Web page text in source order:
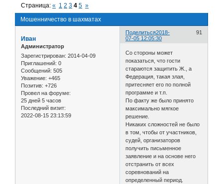
Мошенничество в шахматах
Страница:« 1 2 3 4 5 »
Поделиться 91
2018-
07-05 12:05:30
Иван
Администратор
Зарегистрирован: 2014-04-09
Приглашений: 0
Сообщений: 505
Уважение: +465
Позитив: +726
Провел на форуме:
25 дней 5 часов
Последний визит:
2022-08-15 23:13:59
Со стороны может
показаться, что гости
стараются защитить Ж., а
Федерация, такая злая,
притесняет его по полной
программе и т.п.
По факту же было принято
максимально мягкое
решение.
Никаких сложностей не было
в том, чтобы от участников,
судей, организаторов
получить письменное
заявление и на основе него
отстранить от всех
соревнований на
определенный период.